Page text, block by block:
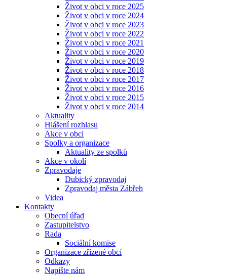
Život v obci v roce 2025
Život v obci v roce 2024
Život v obci v roce 2023
Život v obci v roce 2022
Život v obci v roce 2021
Život v obci v roce 2020
Život v obci v roce 2019
Život v obci v roce 2018
Život v obci v roce 2017
Život v obci v roce 2016
Život v obci v roce 2015
Život v obci v roce 2014
Aktuality
Hlášení rozhlasu
Akce v obci
Spolky a organizace
Aktuality ze spolků
Akce v okolí
Zpravodaje
Dubický zpravodaj
Zpravodaj města Zábřeh
Videa
Kontakty
Obecní úřad
Zastupitelstvo
Rada
Sociální komise
Organizace zřízené obcí
Odkazy
Napište nám